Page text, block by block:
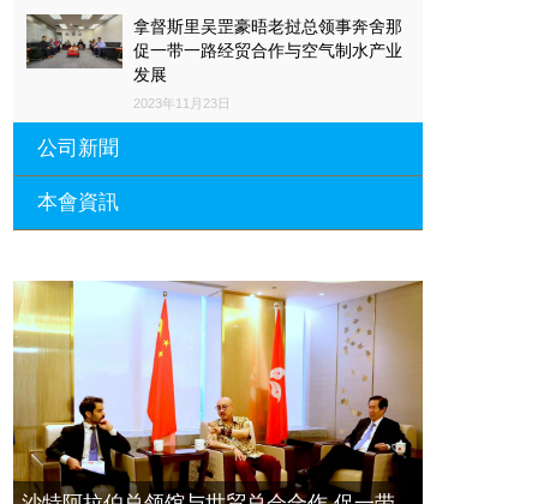
拿督斯里吴罡豪晤老挝总领事奔舍那
促一带一路经贸合作与空气制水产业
发展
2023年11月23日
公司新聞
一带一路经贸合作与空气制水产业发
2023年11月23日
埃及总领事会晤拿督斯里吴罡豪 促一
带一路经贸合作与空气制水产业发展
2023年11月23日
拿督斯里吴罡豪晤土耳其总领事 促一
带一路经贸合作与空气制水产业发展
2023年11月23日
本會資訊
長瑚蒞臨 天泉鼎豐深圳總部及國際標
量波量子研究院
2021年12月10日
標量波光量子導入系統聯合國總部拿
督斯裏吳達鎔教授首發
2021年12月10日
空氣制水發明人吳達鎔出席聯合國環